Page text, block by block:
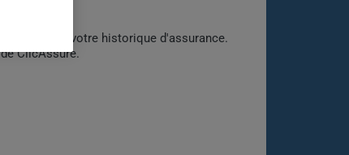
et votre historique d'assurance.
ClicAssure.